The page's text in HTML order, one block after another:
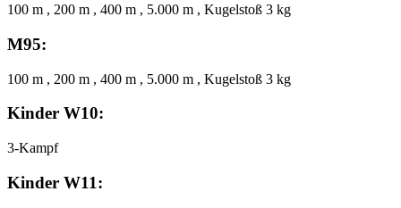
100 m , 200 m , 400 m , 5.000 m , Kugelstoß 3 kg
M95:
100 m , 200 m , 400 m , 5.000 m , Kugelstoß 3 kg
Kinder W10:
3-Kampf
Kinder W11: